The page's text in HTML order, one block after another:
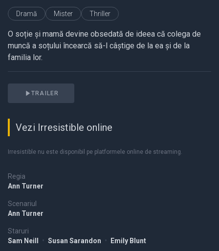
Dramă Mister Thriller
O soție și mamă devine obsedată de ideea că colega de
muncă a soțului încearcă să-l câștige de la ea și de la
familia lor.
Regia
Ann Turner
Scenariul
Ann Turner
Staruri
Sam Neill
• Susan Sarandon • Emily Blunt
TRAILER
Vezi Irresistible online
Irresistible nu este disponibil pe platformele online de streaming.